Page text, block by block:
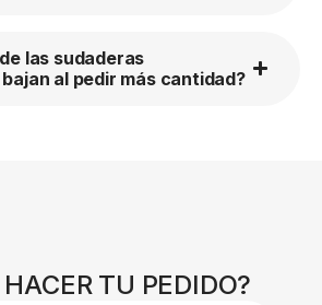
las sudaderas
al pedir más cantidad?
TU PEDIDO?